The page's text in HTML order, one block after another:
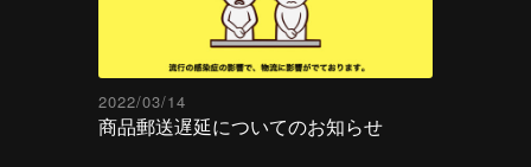
2022/03/14
商品郵送遅延についてのお知らせ